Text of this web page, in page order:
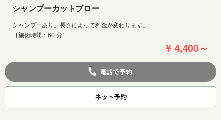
お問い合わせ
シャンプーカットブロー
シャンプーあり。長さによって料金が変わります。
［施術時間：60 分］
¥ 4,400～
電話で予約
ネット予約